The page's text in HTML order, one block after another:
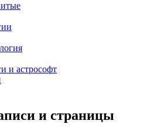
и астрософт
и страницы